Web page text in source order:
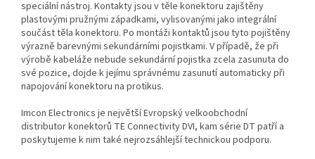
speciální nástroj. Kontakty jsou v těle konektoru zajištěny
plastovými pružnými západkami, vylisovanými jako integrální
součást těla konektoru. Po montáži kontaktů jsou tyto pojištěny
výrazně barevnými sekundárními pojistkami. V případě, že při
výrobě kabeláže nebude sekundární pojistka zcela zasunuta do
své pozice, dojde k jejímu správnému zasunutí automaticky při
napojování konektoru na protikus.
Imcon Electronics je největší Evropský velkoobchodní
distributor konektorů TE Connectivity DVI, kam série DT patří a
poskytujeme k nim také nejrozsáhlejší technickou podporu.